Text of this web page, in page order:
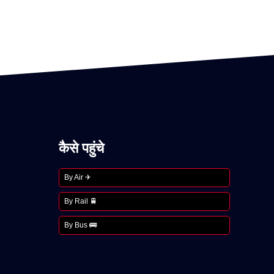
कैसे पहुंचे
By Air ✈
By Rail 🚆
By Bus 🚌